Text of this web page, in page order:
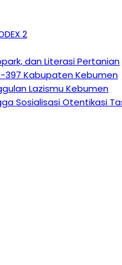
2
dan Literasi Pertanian
397 Kabupaten Kebumen
Lazismu Kebumen
Sosialisasi Otentikasi